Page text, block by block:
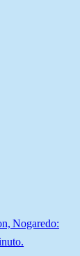
Nogaredo: